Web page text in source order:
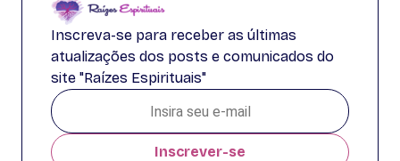
Inscreva-se para receber as últimas
atualizações dos posts e comunicados do
site "Raízes Espirituais"
Inscrever-se